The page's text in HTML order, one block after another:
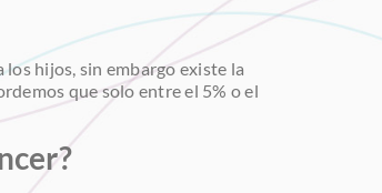
los hijos, sin embargo existe la
que solo entre el 5% o el